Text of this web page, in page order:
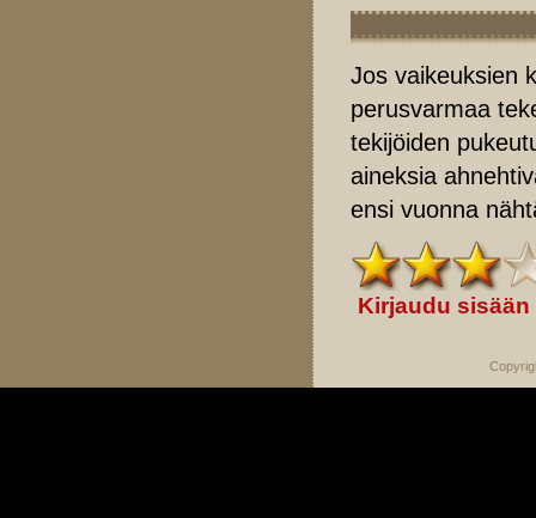
Jos vaikeuksien
perusvarmaa
tekijöiden
aineksia
ensi vuonna
Kirjaudu sisään